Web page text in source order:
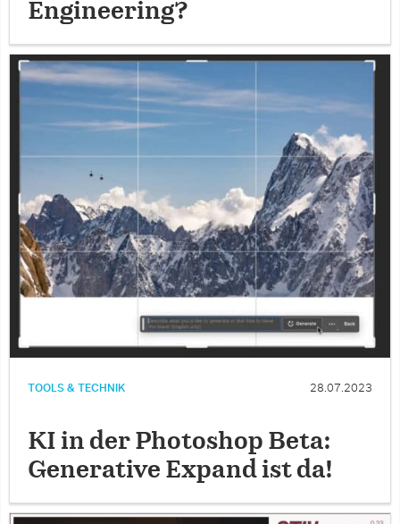
Engineering?
TOOLS & TECHNIK 28.07.2023
KI in der Photoshop Beta:
Generative Expand ist da!